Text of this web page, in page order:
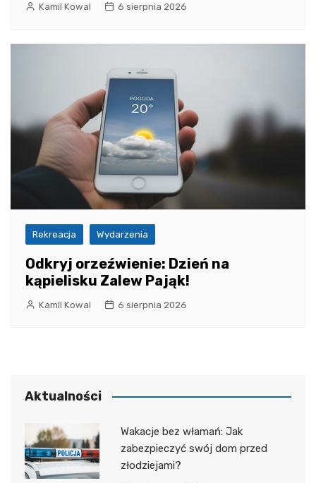
Kamil Kowal 6 sierpnia 2026
Rekreacja Wydarzenia
Odkryj orzeźwienie: Dzień na
kąpielisku Zalew Pająk!
Kamil Kowal 6 sierpnia 2026
Aktualności
Wakacje bez włamań: Jak
zabezpieczyć swój dom przed
złodziejami?